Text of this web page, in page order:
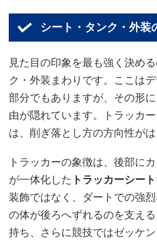
シート・タンク・外装
見た目の印象を最も強く決め
ク・外装まわりです。ここは
部分でもありますが、その形
由が隠れています。トラッカ
は、削ぎ落とし方の方向性がは
トラッカーの象徴は、後部に
が一体化した トラッカーシート
装飾ではなく、ダートでの強
の体が後ろへずれるのを支え
持ち、さらに競技ではゼッケ